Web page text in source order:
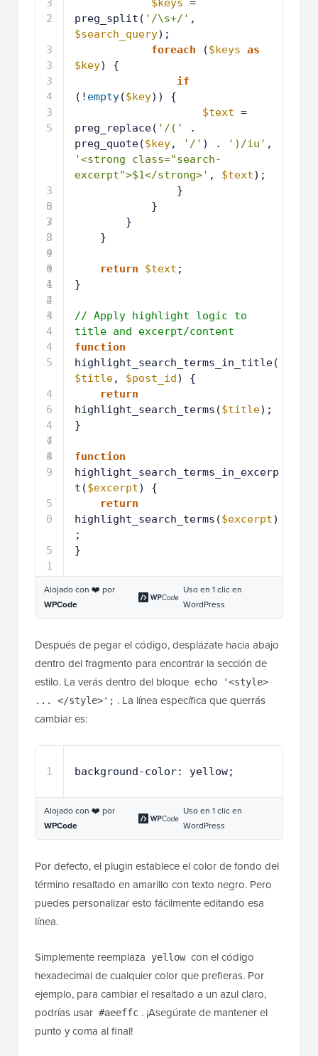
3
2
3
3
3
4
3
5
3
6
3
7
3
8
3
9
4
0
4
1
4
2
4
3
4
4
4
5
4
6
4
7
4
8
4
9
5
0
5
1
$keys =
preg_split( '/\s+/'
$search_query);
foreach
($keys as
$key) {
if
(! empty($key)) {
$text =
preg_replace( '/('
.
preg_quote($key, '/' ) . ')/iu'
'<strong class="search-
excerpt">$1</strong>' , $text);
}
}
}
}
return $text ;
}
// Apply highlight logic to
title and excerpt/content
function
highlight_search_terms_in_title(
$title, $post_id) {
return
highlight_search_terms($title);
}
function
highlight_search_terms_in_excerp
t($excerpt) {
return
highlight_search_terms($excerpt)
;
}
Alojado con ❤️ por
WPCode
Uso en 1 clic en
WordPress
Después de pegar el código, desplázate hacia abajo
dentro del fragmento para encontrar la sección de
estilo. La verás dentro del bloque echo '<style>
... </style>'; . La línea específica que querrás
cambiar es:
1 background-color: yellow;
Alojado con ❤️ por
WPCode
Uso en 1 clic en
WordPress
Por defecto, el plugin establece el color de fondo del
término resaltado en amarillo con texto negro. Pero
puedes personalizar esto fácilmente editando esa
línea.
Simplemente reemplaza yellow con el código
hexadecimal de cualquier color que prefieras. Por
ejemplo, para cambiar el resaltado a un azul claro,
podrías usar #aeeffc . ¡Asegúrate de mantener el
punto y coma al final!